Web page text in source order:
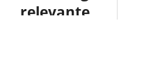
relevante